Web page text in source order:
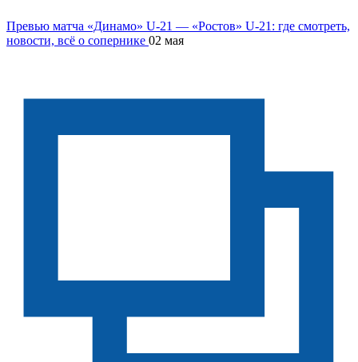
Превью матча «Динамо» U-21 — «Ростов» U-21: где смотреть,
новости, всё о сопернике 02 мая